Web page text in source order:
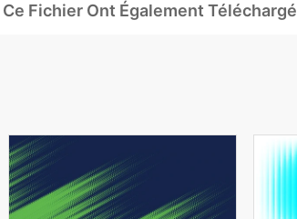
Fichier Ont Également Téléchargé